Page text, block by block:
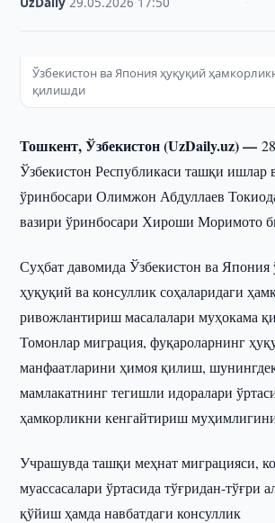
Ўзбекистон ва Япония ҳуқуқий
қилишди
Тошкент, Ўзбекистон (UzDaily.uz) —
Ўзбекистон Республикаси ташқи ишлар
ўринбосари Олимжон Абдуллаев
вазири ўринбосари Хироши Моримото
Суҳбат давомида Ўзбекистон ва Япония
ҳуқуқий ва консуллик соҳаларидаги
ривожлантириш масалалари муҳокама
Томонлар миграция, фуқароларнинг
манфаатларини ҳимоя қилиш,
мамлакатнинг тегишли идоралари
ҳамкорликни кенгайтириш
Учрашувда ташқи меҳнат миграцияси,
муассасалари ўртасида тўғридан-тўғри
қўйиш ҳамда навбатдаги консуллик